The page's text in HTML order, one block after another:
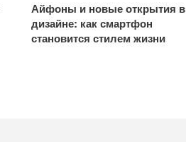
Айфоны и новые открытия в
дизайне: как смартфон
становится стилем жизни